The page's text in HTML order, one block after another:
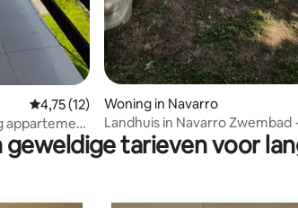
Gemiddelde beoordeling van 4,75 op 5, 12
4,75 (12)
appartement
Woning in Navarro
Landhuis in Navarro Zwembad
tarieven voor